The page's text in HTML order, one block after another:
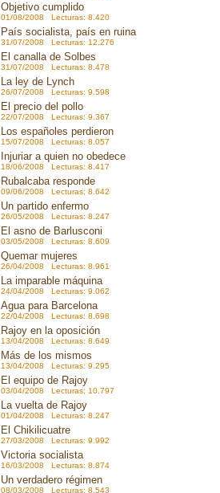
Objetivo cumplido
01/08/2008 Lecturas: 8.420
País socialista, país en ruina
31/07/2008 Lecturas: 12.276
El canalla de Solbes
31/07/2008 Lecturas: 8.478
La ley de Lynch
26/07/2008 Lecturas: 9.598
El precio del pollo
22/07/2008 Lecturas: 9.367
Los españoles perdieron
15/07/2008 Lecturas: 8.057
Injuriar a quien no obedece
18/06/2008 Lecturas: 8.417
Rubalcaba responde
09/06/2008 Lecturas: 8.642
Un partido enfermo
26/05/2008 Lecturas: 8.247
El asno de Barlusconi
03/05/2008 Lecturas: 8.609
Quemar mujeres
26/04/2008 Lecturas: 8.961
La imparable máquina
24/04/2008 Lecturas: 9.062
Agua para Barcelona
22/04/2008 Lecturas: 8.698
Rajoy en la oposición
13/04/2008 Lecturas: 8.649
Más de los mismos
13/04/2008 Lecturas: 9.295
El equipo de Rajoy
03/04/2008 Lecturas: 10.797
La vuelta de Rajoy
01/04/2008 Lecturas: 8.247
El Chikilicuatre
27/03/2008 Lecturas: 9.992
Victoria socialista
16/03/2008 Lecturas: 8.874
Un verdadero régimen
08/03/2008 Lecturas: 8.543